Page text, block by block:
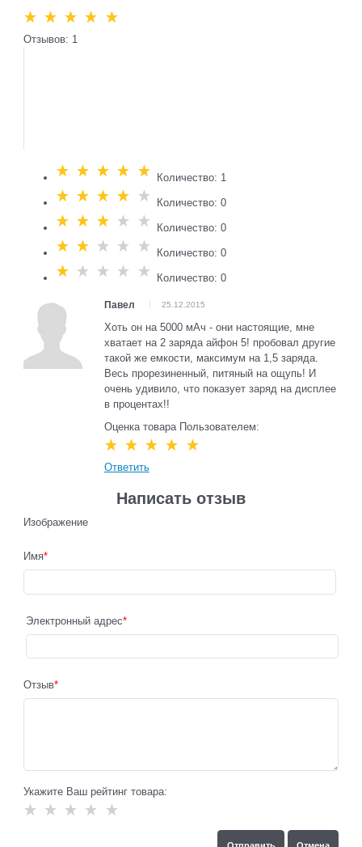
Отзывов: 1
Количество: 1
Количество: 0
Количество: 0
Количество: 0
Количество: 0
Павел 25.12.2015
Хоть он на 5000 мАч - они настоящие, мне
хватает на 2 заряда айфон 5! пробовал другие
такой же емкости, максимум на 1,5 заряда.
Весь прорезиненный, питяный на ощупь! И
очень удивило, что показует заряд на дисплее
в процентах!!
Оценка товара Пользователем:
Ответить
Написать отзыв
Изображение
Имя
Электронный адрес
Отзыв
Укажите Ваш рейтинг товара: